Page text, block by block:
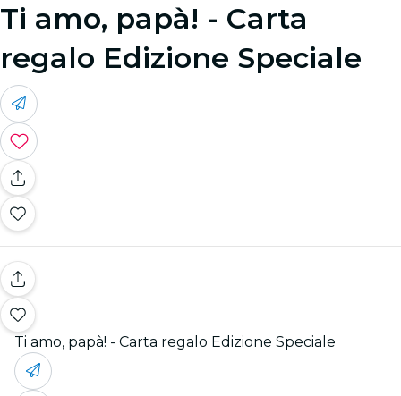
Ti amo, papà! - Carta
regalo Edizione Speciale
Ti amo, papà! - Carta regalo Edizione Speciale